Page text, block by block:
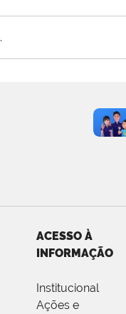
.
ACESSO À
INFORMAÇÃO
Institucional
Ações e